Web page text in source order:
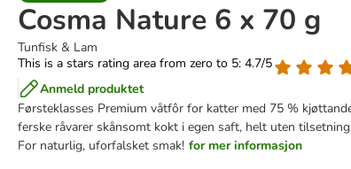
Cosma Nature 6 x 70 g
Tunfisk & Lam
This is a stars rating area from zero to 5: 4.7/5
Anmeld produktet
Førsteklasses Premium våtfôr for katter med 75 %
ferske råvarer skånsomt kokt i egen saft, helt uten
For naturlig, uforfalsket smak! for mer informasjon